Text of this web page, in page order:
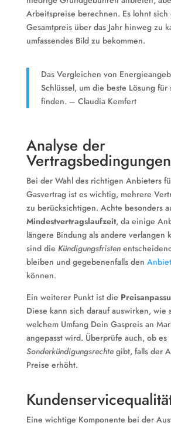
Arbeitspreise berechnen. Es lohnt sich
Gesamtpreis über das Jahr hinweg zu
umfassendes Bild zu bekommen.
Das Vergleichen von
Schlüssel, um die beste Lösung für
finden. – Claudia Kemfert
Analyse der
Vertragsbedingungen
Bei der Wahl des richtigen Anbieters
Gasvertrag ist es wichtig, mehrere
zu berücksichtigen. Achte besonders
Mindestvertragslaufzeit, da einige
längere Bindung als andere verlangen
sind die Kündigungsfristen
bleiben und gegebenenfalls den
können.
Ein weiterer Punkt ist die
Diese kann sich darauf auswirken, wie
welchem Umfang Dein Gaspreis an
angepasst wird. Überprüfe auch, ob es
Sonderkündigungsrechtegibt, falls der
Preise erhöht.
Eine wichtige Komponente bei der